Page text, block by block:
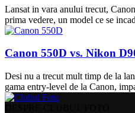
Lansat in vara anului trecut,
prima vedere, un model ce se
Canon 550D vs. Nikon
Desi nu a trecut mult timp de la
gama entry-level de la Canon,